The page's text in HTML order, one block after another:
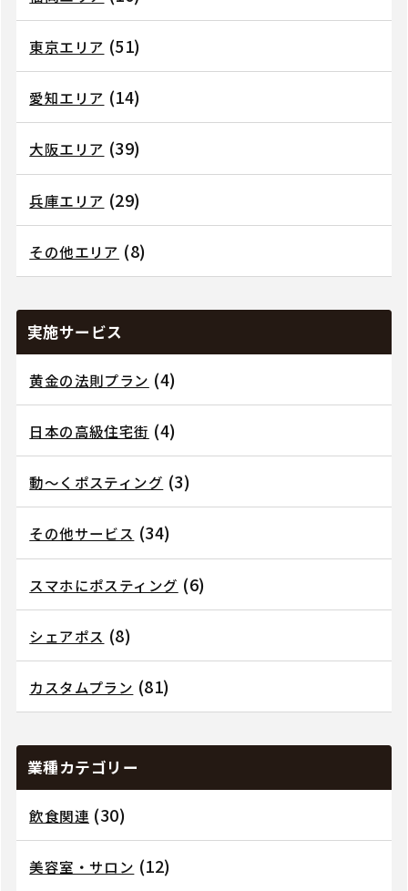
東京エリア (51)
愛知エリア (14)
大阪エリア (39)
兵庫エリア (29)
その他エリア (8)
実施サービス
黄金の法則プラン (4)
日本の高級住宅街 (4)
動～くポスティング (3)
その他サービス (34)
スマホにポスティング (6)
シェアポス (8)
カスタムプラン (81)
業種カテゴリー
飲食関連 (30)
美容室・サロン (12)